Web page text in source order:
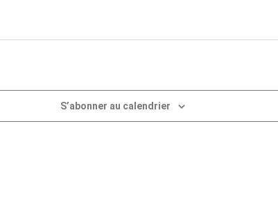
S’abonner au calendrier